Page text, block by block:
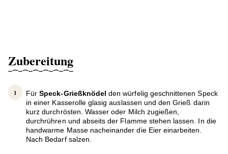
Zubereitung
FürSpeck-Grießknödel den würfelig geschnittenen Speck
in einer Kasserolle glasig auslassen und den Grieß darin
kurz durchrösten. Wasser oder Milch zugießen,
durchrühren und abseits der Flamme stehen lassen. In die
handwarme Masse nacheinander die Eier einarbeiten.
Nach Bedarf salzen.